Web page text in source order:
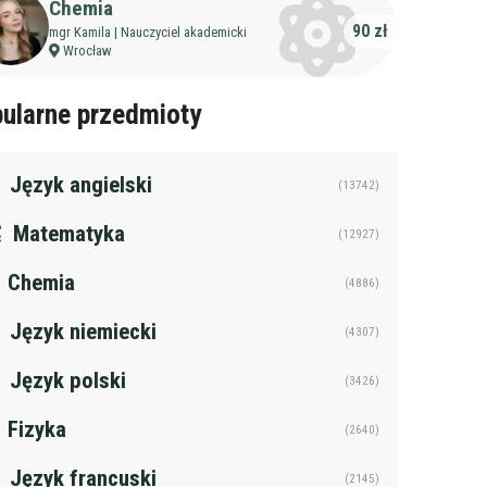
Chemia
mgr Kamila | Nauczyciel akademicki
Wrocław
90 zł
przedmioty
Język angielski (13742)
Matematyka (12927)
Chemia (4886)
Język niemiecki (4307)
Język polski (3426)
Fizyka (2640)
Język francuski (2145)